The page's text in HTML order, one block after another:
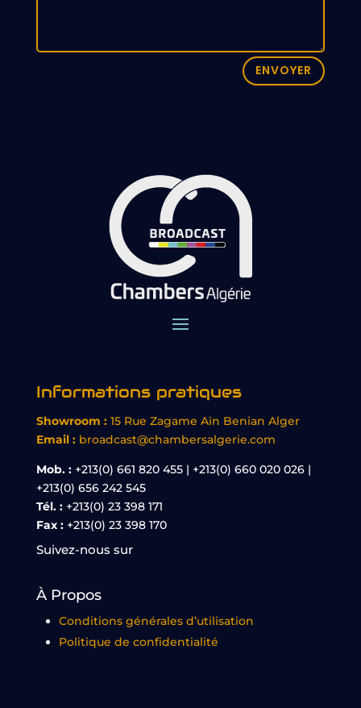
ENVOYER
Informations pratiques
Showroom : 15 Rue Zagame Aïn Benian Alger
Email : broadcast@chambersalgerie.com
Mob. :+213(0) 661 820 455 | +213(0) 660 020 026 |
+213(0) 656 242 545
Tél. : +213(0) 23 398 171
Fax : +213(0) 23 398 170
Suivez-nous sur
À Propos
Conditions générales d’utilisation
Politique de confidentialité